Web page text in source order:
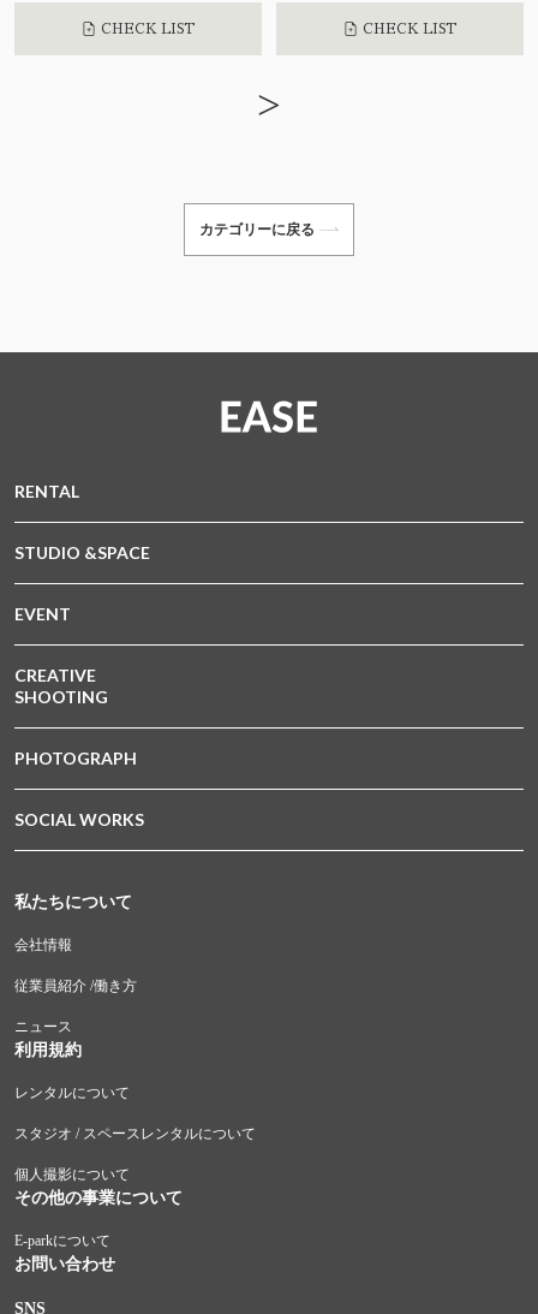
CHECK LIST CHECK LIST
>
カテゴリーに戻る
RENTAL
STUDIO &SPACE
EVENT
CREATIVE
SHOOTING
PHOTOGRAPH
SOCIAL WORKS
私たちについて
会社情報
従業員紹介 /働き方
ニュース
利用規約
レンタルについて
スタジオ / スペースレンタルについて
個人撮影について
その他の事業について
E-parkについて
お問い合わせ
SNS